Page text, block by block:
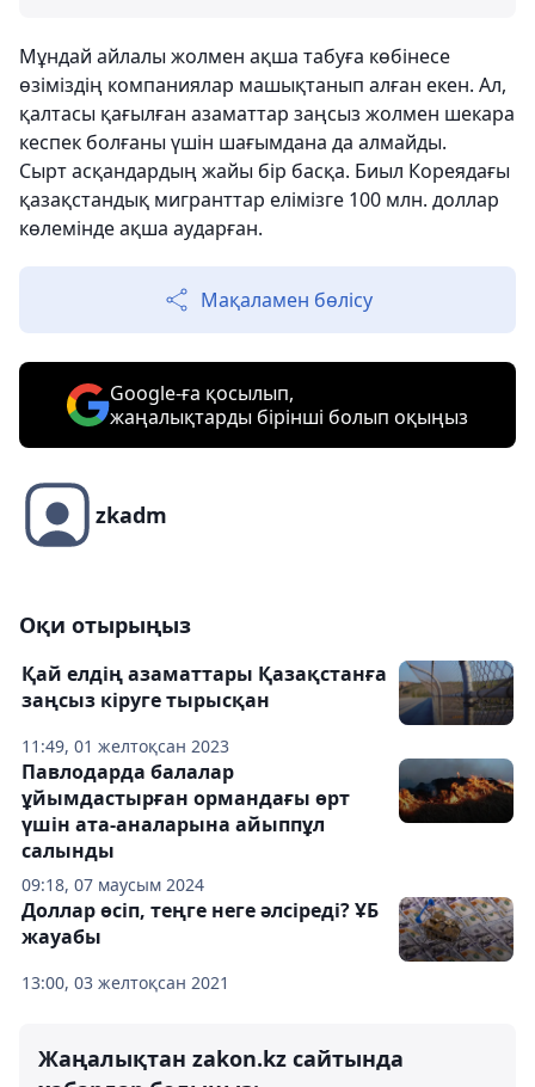
Мұндай айлалы жолмен ақша табуға көбінесе
өзіміздің компаниялар машықтанып алған екен. Ал,
қалтасы қағылған азаматтар заңсыз жолмен шекара
кеспек болғаны үшін шағымдана да алмайды.
Сырт асқандардың жайы бір басқа. Биыл Кореядағы
қазақстандық мигранттар елімізге 100 млн. доллар
көлемінде ақша аударған.
Мақаламен бөлісу
Google-ға қосылып,
жаңалықтарды бірінші болып оқыңыз
zkadm
Оқи отырыңыз
11:49, 01 желтоқсан 2023
Қай елдің азаматтары Қазақстанға
заңсыз кіруге тырысқан
09:18, 07 маусым 2024
Павлодарда балалар
ұйымдастырған ормандағы өрт
үшін ата-аналарына айыппұл
салынды
13:00, 03 желтоқсан 2021
Доллар өсіп, теңге неге әлсіреді? ҰБ
жауабы
Жаңалықтан zakon.kz сайтында